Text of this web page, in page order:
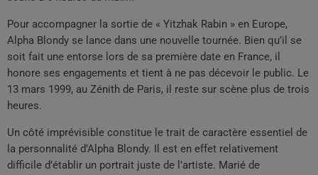
Pour accompagner la sortie de « Yitzhak Rabin » en Europe,
Alpha Blondy se lance dans une nouvelle tournée. Bien qu’il se
soit fait une entorse lors de sa première date en France, il
honore ses engagements et tient à ne pas décevoir le public. Le
13 mars 1999, au Zénith de Paris, il reste sur scène plus de trois
heures.
Un côté imprévisible constitue le trait de caractère essentiel de
la personnalité d’Alpha Blondy. Il est en effet relativement
difficile d’établir un portrait juste de l’artiste. Marié de